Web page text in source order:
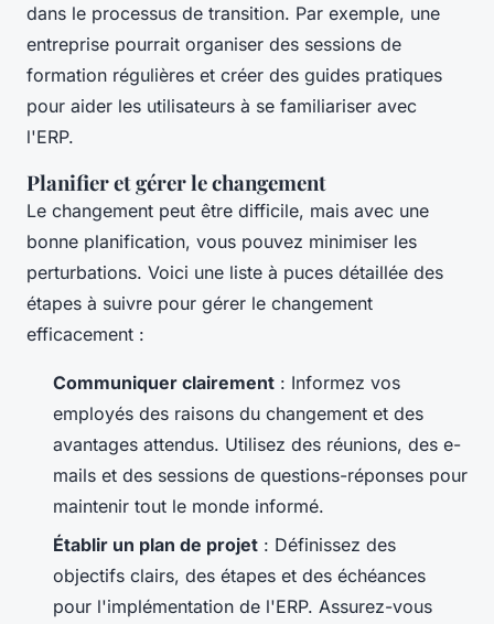
dans le processus de transition. Par exemple, une
entreprise pourrait organiser des sessions de
formation régulières et créer des guides pratiques
pour aider les utilisateurs à se familiariser avec
l'ERP.
Planifier et gérer le changement
Le changement peut être difficile, mais avec une
bonne planification, vous pouvez minimiser les
perturbations. Voici une liste à puces détaillée des
étapes à suivre pour gérer le changement
efficacement :
Communiquer clairement : Informez vos
employés des raisons du changement et des
avantages attendus. Utilisez des réunions, des e-
mails et des sessions de questions-réponses pour
maintenir tout le monde informé.
Établir un plan de projet : Définissez des
objectifs clairs, des étapes et des échéances
pour l'implémentation de l'ERP. Assurez-vous